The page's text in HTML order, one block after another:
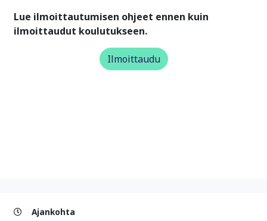
Lue ilmoittautumisen ohjeet ennen kuin
ilmoittaudut koulutukseen.
Ilmoittaudu
Ajankohta